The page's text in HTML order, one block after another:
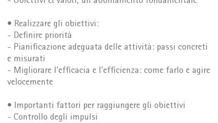
• Realizzare gli obiettivi:
- Definire priorità
- Pianificazione adeguata delle attività: passi concreti
e misurati
- Migliorare l'efficacia e l'efficienza: come farlo e agire
velocemente
• Importanti fattori per raggiungere gli obiettivi
- Controllo degli impulsi